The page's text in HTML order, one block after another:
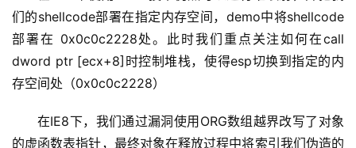
们的shellcode部署在指定内存空间，demo中将shellcode
部署在 0x0c0c2228处。此时我们重点关注如何在call
dword ptr [ecx+8]时控制堆栈，使得esp切换到指定的内
存空间处（0x0c0c2228）
在IE8下，我们通过漏洞使用ORG数组越界改写了对象
的虚函数表指针，最终对象在释放过程中将索引我们伪造的